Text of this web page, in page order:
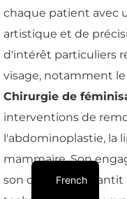
chaque patient avec
artistique et de
d'intérêt particuliers
visage, notamment
Chirurgie de
interventions de
l'abdominoplastie, la
mammaire. Son
son domaine garantit
French